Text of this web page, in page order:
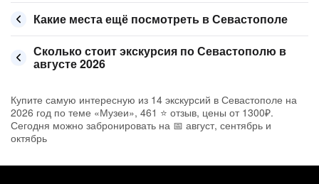
Какие места ещё посмотреть в Севастополе
Сколько стоит экскурсия по Севастополю в
августе 2026
Купите самую интересную из 14 экскурсий в Севастополе на
2026 год по теме «Музеи», 461 ⭐ отзыв, цены от 1300₽.
Сегодня можно забронировать на 📅 август, сентябрь и
октябрь